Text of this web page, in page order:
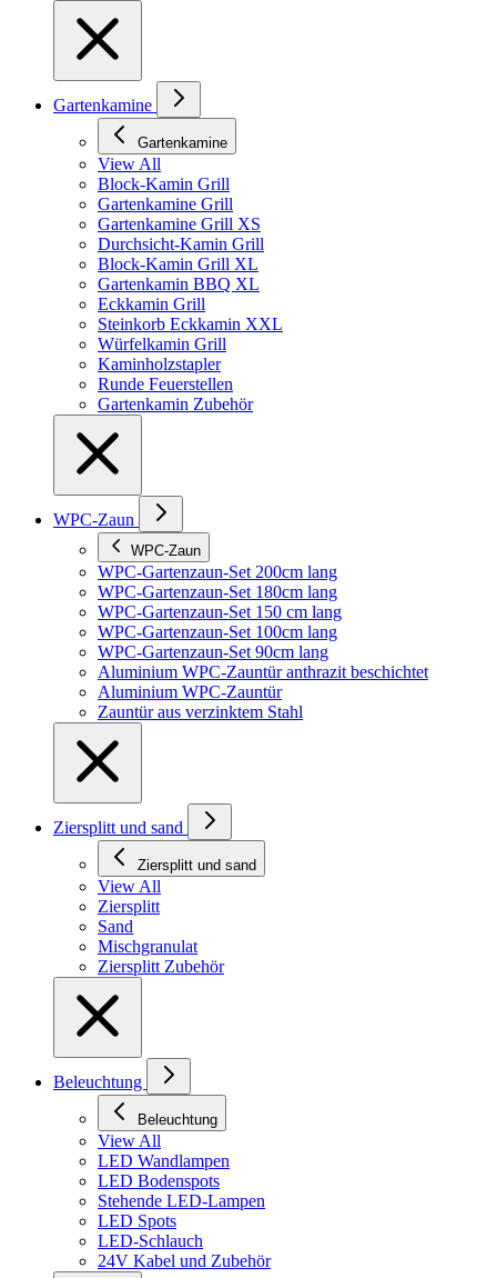
Gartenkamine
Gartenkamine
View All
Block-Kamin Grill
Gartenkamine Grill
Gartenkamine Grill XS
Durchsicht-Kamin Grill
Block-Kamin Grill XL
Gartenkamin BBQ XL
Eckkamin Grill
Steinkorb Eckkamin XXL
Würfelkamin Grill
Kaminholzstapler
Runde Feuerstellen
Gartenkamin Zubehör
WPC-Zaun
WPC-Zaun
WPC-Gartenzaun-Set 200cm lang
WPC-Gartenzaun-Set 180cm lang
WPC-Gartenzaun-Set 150 cm lang
WPC-Gartenzaun-Set 100cm lang
WPC-Gartenzaun-Set 90cm lang
Aluminium WPC-Zauntür anthrazit beschichtet
Aluminium WPC-Zauntür
Zauntür aus verzinktem Stahl
Ziersplitt und sand
Ziersplitt und sand
View All
Ziersplitt
Sand
Mischgranulat
Ziersplitt Zubehör
Beleuchtung
Beleuchtung
View All
LED Wandlampen
LED Bodenspots
Stehende LED-Lampen
LED Spots
LED-Schlauch
24V Kabel und Zubehör